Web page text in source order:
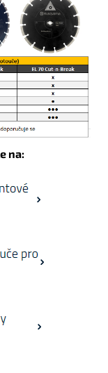
na: